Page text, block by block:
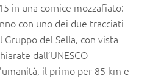
in una cornice mozzafiato:
con uno dei due tracciati
del Sella, con vista
dall’UNESCO
il primo per 85 km e